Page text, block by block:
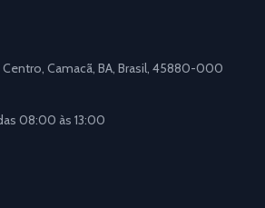
Camacã, BA, Brasil, 45880-000
08:00 às 13:00